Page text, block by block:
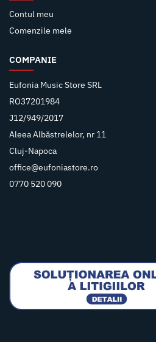
Contul meu
Comenzile mele
COMPANIE
Eufonia Music Store SRL
RO37201984
J12/949/2017
Aleea Albăstrelelor, nr 11
Cluj-Napoca
office@eufoniastore.ro
0770 520 090